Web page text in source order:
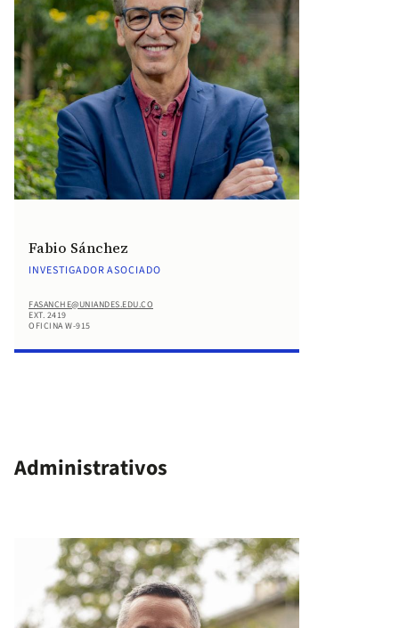
Fabio Sánchez
INVESTIGADOR ASOCIADO
FASANCHE@UNIANDES.EDU.CO
EXT. 2419
OFICINA W-915
Administrativos